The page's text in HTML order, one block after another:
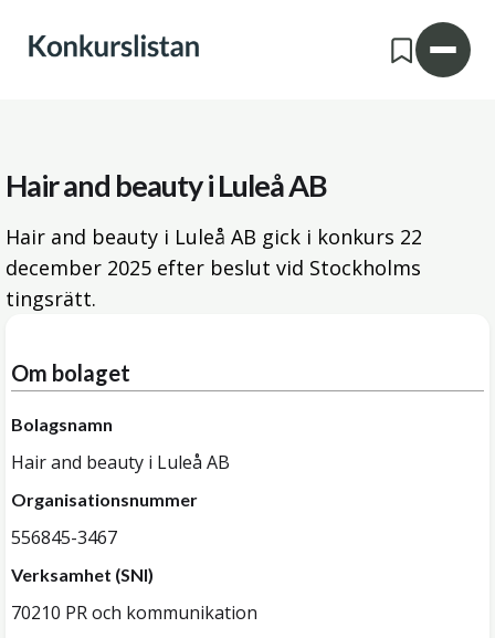
Hair and beauty i Luleå AB
Hair and beauty i Luleå AB gick i konkurs 22
december 2025 efter beslut vid Stockholms
tingsrätt.
Om bolaget
Bolagsnamn
Hair and beauty i Luleå AB
Organisationsnummer
556845-3467
Verksamhet (SNI)
70210 PR och kommunikation